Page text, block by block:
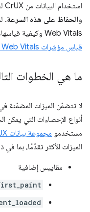
استخدام البيانات من CrUX لضمان
والحفاظ على هذه السرعة
Web Vitals وكيفية قياسها، يمكنك الاطّلاع على
قياس مؤشرات Core Web Vitals
ما هي الخطوات
مستخدمو مجموعة بيانات CrUX على BigQuery
الميزات الأكثر تقدّمًا، بما في
مقاييس إضافية